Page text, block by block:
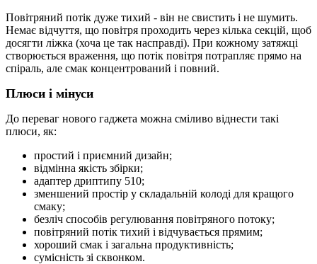
Повітряний потік дуже тихий - він не свистить і не шумить.
Немає відчуття, що повітря проходить через кілька секцій, щоб
досягти ліжка (хоча це так насправді). При кожному затяжці
створюється враження, що потік повітря потрапляє прямо на
спіраль, але смак концентрований і повний.
Плюси і мінуси
До переваг нового гаджета можна сміливо віднести такі
плюси, як:
простий і приємний дизайн;
відмінна якість збірки;
адаптер дриптипу 510;
зменшений простір у складальній колоді для кращого
смаку;
безліч способів регулювання повітряного потоку;
повітряний потік тихий і відчувається прямим;
хороший смак і загальна продуктивність;
сумісність зі сквонком.